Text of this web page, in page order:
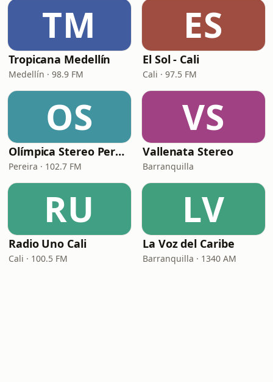
TM
Tropicana Medellín
Medellín · 98.9 FM
ES
El Sol - Cali
Cali · 97.5 FM
OS
Olímpica Stereo Pereira
Pereira · 102.7 FM
VS
Vallenata Stereo
Barranquilla
RU
Radio Uno Cali
Cali · 100.5 FM
LV
La Voz del Caribe
Barranquilla · 1340 AM